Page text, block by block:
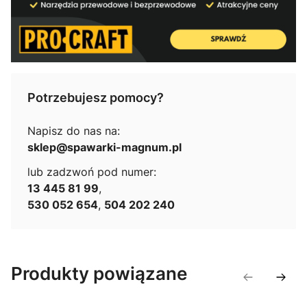
Potrzebujesz pomocy?
Napisz do nas na:
sklep@spawarki-magnum.pl
lub zadzwoń pod numer:
13 445 81 99,
530 052 654, 504 202 240
Produkty powiązane